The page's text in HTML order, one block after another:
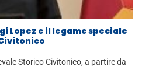
Lopez e il legame speciale
Storico Civitonico, a partire da